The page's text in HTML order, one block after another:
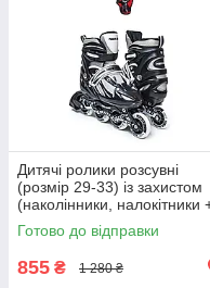
Дитячі ролики розсувні
(розмір 29-33) із захистом
(наколінники, налокітники
захист на долоні)
Готово до відправки
855 ₴ 1 280 ₴